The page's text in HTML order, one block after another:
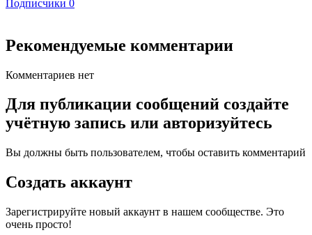
Подписчики 0
Рекомендуемые комментарии
Комментариев нет
Для публикации сообщений создайте
учётную запись или авторизуйтесь
Вы должны быть пользователем, чтобы оставить комментарий
Создать аккаунт
Зарегистрируйте новый аккаунт в нашем сообществе. Это
очень просто!